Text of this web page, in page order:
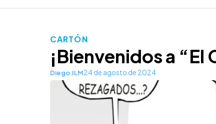
CARTÓN
¡Bienvenidos a “El
Diego JLM24 de agosto de 2024